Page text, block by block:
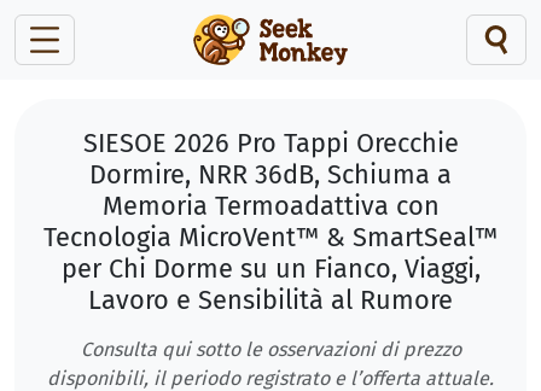
SIESOE 2026 Pro Tappi Orecchie
Dormire, NRR 36dB, Schiuma a
Memoria Termoadattiva con
Tecnologia MicroVent™ & SmartSeal™
per Chi Dorme su un Fianco, Viaggi,
Lavoro e Sensibilità al Rumore
Consulta qui sotto le osservazioni di prezzo
disponibili, il periodo registrato e l’offerta attuale.